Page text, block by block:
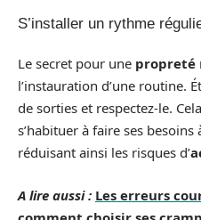
S’installer un rythme
Le secret pour une propreté
l’instauration d’une routine.
de sorties et respectez-le.
s’habituer à faire ses
réduisant ainsi les risques d’
A lire aussi : Les erreurs